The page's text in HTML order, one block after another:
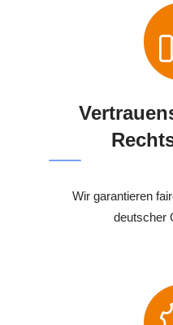
Wir garantieren
deutscher